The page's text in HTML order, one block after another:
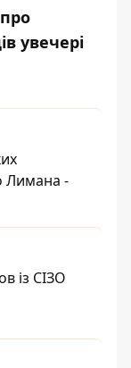
увечері
Лимана -
із СІЗО